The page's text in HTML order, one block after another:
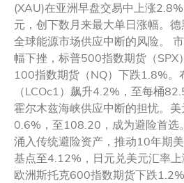
(XAU)在亚洲早盘交易中上涨
元，创下数月来最大单日涨幅。
全球能源市场供应中断的风险。
幅下挫，标普500指数期货（
100指数期货（NQ）下跌1.8%。
（LCOc1）飙升4.2%，至每桶
霍尔木兹海峡供应中断的担忧。
0.6%，至108.20，成为避险首选
涌入传统避险资产，推动10年期
基点至4.12%，日元兑美元汇率
欧洲斯托克600指数期货下跌